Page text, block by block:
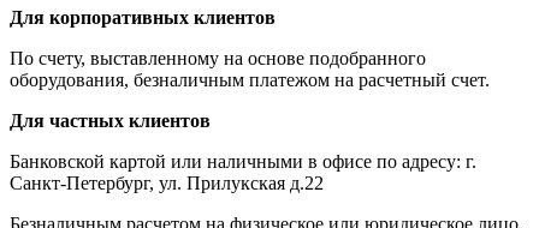
Для корпоративных клиентов
По счету, выставленному на основе подобранного
оборудования, безналичным платежом на расчетный счет.
Для частных клиентов
Банковской картой или наличными в офисе по адресу: г.
Санкт-Петербург, ул. Прилукская д.22